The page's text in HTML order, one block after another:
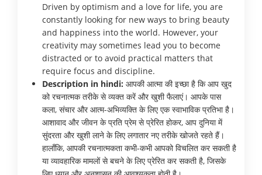
Driven by optimism and a love for life, you are
constantly looking for new ways to bring beauty
and happiness into the world. However, your
creativity may sometimes lead you to become
distracted or to avoid practical matters that
require focus and discipline.
Description in hindi: आपकी आत्मा की इच्छा है कि आप खुद
को रचनात्मक तरीके से व्यक्त करें और खुशी फैलाएं। आपके पास
कला, संचार और आत्म-अभिव्यक्ति के लिए एक स्वाभाविक प्रतिभा है।
आशावाद और जीवन के प्रति प्रेम से प्रेरित होकर, आप दुनिया में
सुंदरता और खुशी लाने के लिए लगातार नए तरीके खोजते रहते हैं।
हालाँकि, आपकी रचनात्मकता कभी-कभी आपको विचलित कर सकती है
या व्यावहारिक मामलों से बचने के लिए प्रेरित कर सकती है, जिसके